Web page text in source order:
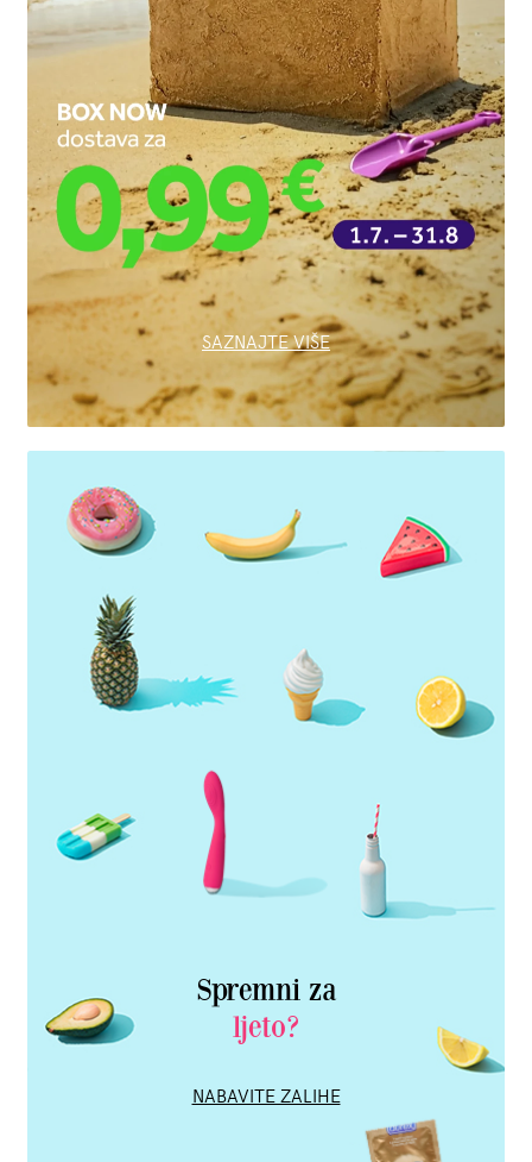
SAZNAJTE VIŠE
Spremni za
ljeto?
NABAVITE ZALIHE